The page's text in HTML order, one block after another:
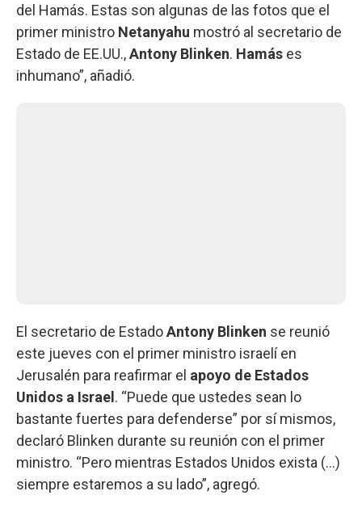
del Hamás. Estas son algunas de las fotos que el
primer ministro Netanyahu mostró al secretario de
Estado de EE.UU.,Antony Blinken. Hamás es
inhumano”, añadió.
El secretario de EstadoAntony Blinken se reunió
este jueves con el primer ministro israelí en
Jerusalén para reafirmar el apoyo de Estados
Unidos a Israel . “Puede que ustedes sean lo
bastante fuertes para defenderse” por sí mismos,
declaró Blinken durante su reunión con el primer
ministro. “Pero mientras Estados Unidos exista (...)
siempre estaremos a su lado”, agregó.